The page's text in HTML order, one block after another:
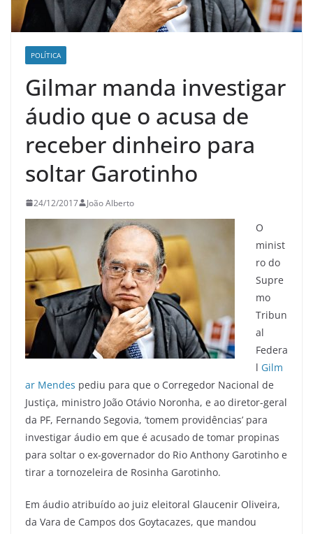
POLÍTICA
Gilmar manda investigar
áudio que o acusa de
receber dinheiro para
soltar Garotinho
24/12/2017 João Alberto
O
minist
ro do
Supre
mo
Tribun
al
Federa
l Gilm
ar Mendes pediu para que o Corregedor Nacional de
Justiça, ministro João Otávio Noronha, e ao diretor-geral
da PF, Fernando Segovia, ‘tomem providências’ para
investigar áudio em que é acusado de tomar propinas
para soltar o ex-governador do Rio Anthony Garotinho e
tirar a tornozeleira de Rosinha Garotinho.
Em áudio atribuído ao juiz eleitoral Glaucenir Oliveira,
da Vara de Campos dos Goytacazes, que mandou